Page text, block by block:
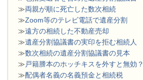
≫両親が順に死亡した数次相続
≫Zoom等のテレビ電話で遺産分割
≫遠方の相続した不動産売却
≫遺産分割協議書の実印を拒む相続人
≫数次相続の遺産分割協議書の見本
≫戸籍謄本のホッチキスを外すと無効？
≫配偶者名義の名義預金と相続税